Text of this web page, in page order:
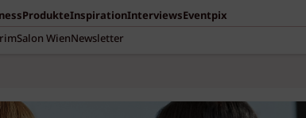
ProdukteInspirationInterviewsEventpix
imSalon WienNewsletter